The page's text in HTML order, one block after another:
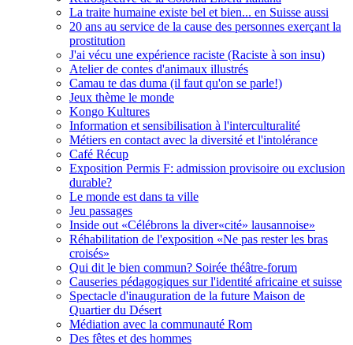
La traite humaine existe bel et bien... en Suisse aussi
20 ans au service de la cause des personnes exerçant la
prostitution
J'ai vécu une expérience raciste (Raciste à son insu)
Atelier de contes d'animaux illustrés
Camau te das duma (il faut qu'on se parle!)
Jeux thème le monde
Kongo Kultures
Information et sensibilisation à l'interculturalité
Métiers en contact avec la diversité et l'intolérance
Café Récup
Exposition Permis F: admission provisoire ou exclusion
durable?
Le monde est dans ta ville
Jeu passages
Inside out «Célébrons la diver«cité» lausannoise»
Réhabilitation de l'exposition «Ne pas rester les bras
croisés»
Qui dit le bien commun? Soirée théâtre-forum
Causeries pédagogiques sur l'identité africaine et suisse
Spectacle d'inauguration de la future Maison de
Quartier du Désert
Médiation avec la communauté Rom
Des fêtes et des hommes